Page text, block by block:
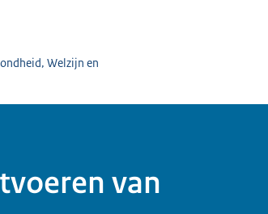
Welzijn en
van